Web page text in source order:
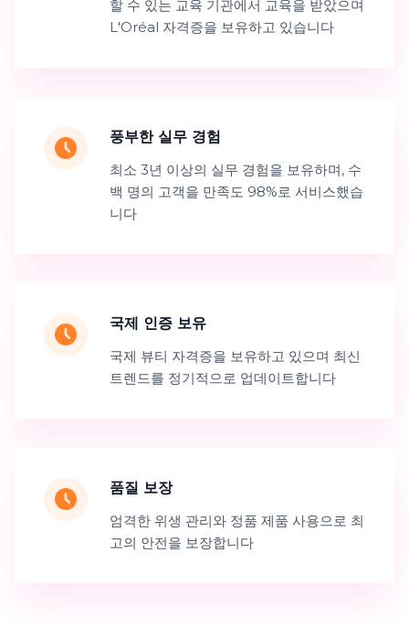
할 수 있는 교육 기관에서 교육을 받았으며
L'Oréal 자격증을 보유하고 있습니다
풍부한 실무 경험
최소 3년 이상의 실무 경험을 보유하며, 수
백 명의 고객을 만족도 98%로 서비스했습
니다
국제 인증 보유
국제 뷰티 자격증을 보유하고 있으며 최신
트렌드를 정기적으로 업데이트합니다
품질 보장
엄격한 위생 관리와 정품 제품 사용으로 최
고의 안전을 보장합니다